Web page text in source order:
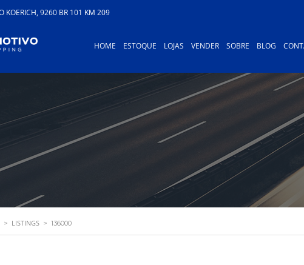
KOERICH, 9260 BR 101 KM 209
HOME ESTOQUE LOJAS VENDER SOBRE BLOG
> LISTINGS > 136000